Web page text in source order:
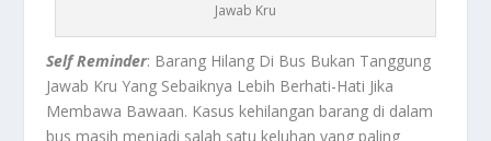
Jawab Kru
Self Reminder: Barang Hilang Di Bus Bukan Tanggung
Jawab Kru Yang Sebaiknya Lebih Berhati-Hati Jika
Membawa Bawaan. Kasus kehilangan barang di dalam
bus masih menjadi salah satu keluhan yang paling